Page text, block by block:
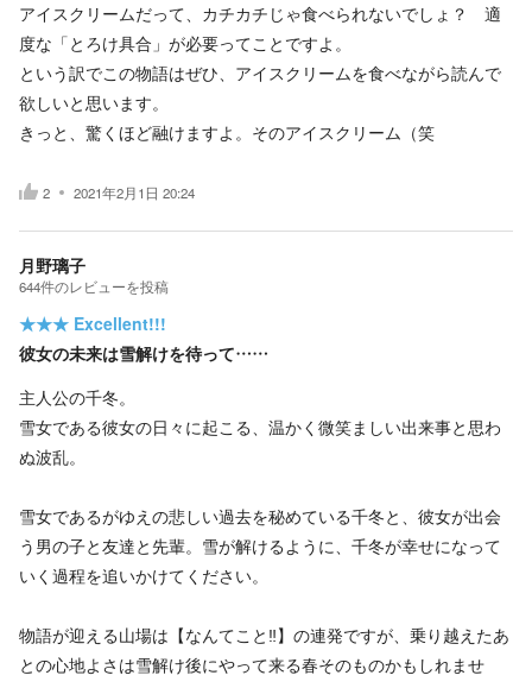
アイスクリームだって、カチカチじゃ食べられないでしょ？ 適
度な「とろけ具合」が必要ってことですよ。
という訳でこの物語はぜひ、アイスクリームを食べながら読んで
欲しいと思います。
きっと、驚くほど融けますよ。そのアイスクリーム（笑
2 2021年2月1日 20:24
月野璃子
644件のレビューを投稿
★★★ Excellent!!!
彼女の未来は雪解けを待って……
主人公の千冬。
雪女である彼女の日々に起こる、温かく微笑ましい出来事と思わ
ぬ波乱。
雪女であるがゆえの悲しい過去を秘めている千冬と、彼女が出会
う男の子と友達と先輩。雪が解けるように、千冬が幸せになって
いく過程を追いかけてください。
物語が迎える山場は【なんてこと‼︎】の連発ですが、乗り越えたあ
との心地よさは雪解け後にやって来る春そのものかもしれませ